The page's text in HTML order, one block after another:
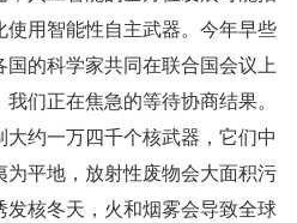
用智能性自主武器。今年早些
的科学家共同在联合国会议上
们正在焦急的等待协商结果。
大约一万四千个核武器，它们中
为平地，放射性废物会大面积污
核冬天，火和烟雾会导致全球